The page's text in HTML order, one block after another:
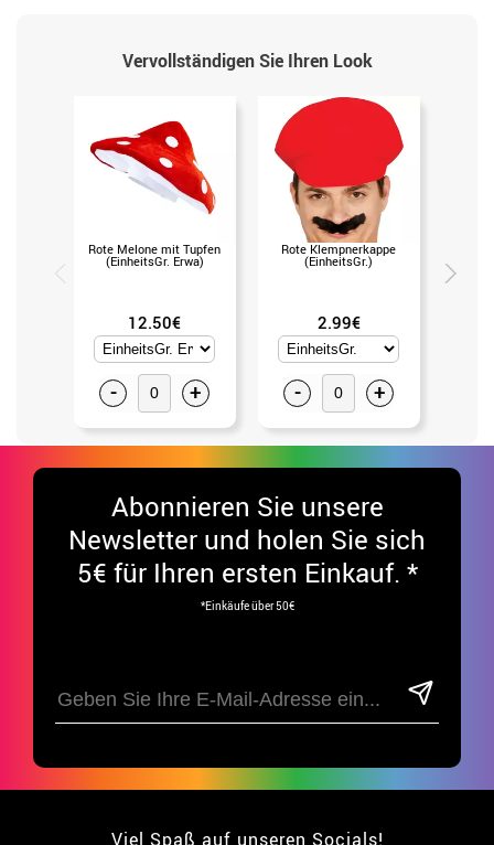
Vervollständigen Sie Ihren Look
Rote Melone mit Tupfen
(EinheitsGr. Erwa)
12.50€
- +
Rote Klempnerkappe
(EinheitsGr.)
2.99€
- +
Abonnieren Sie unsere
Newsletter und holen Sie sich
5€ für Ihren ersten Einkauf. *
*Einkäufe über 50€
Viel Spaß auf unseren Socials!